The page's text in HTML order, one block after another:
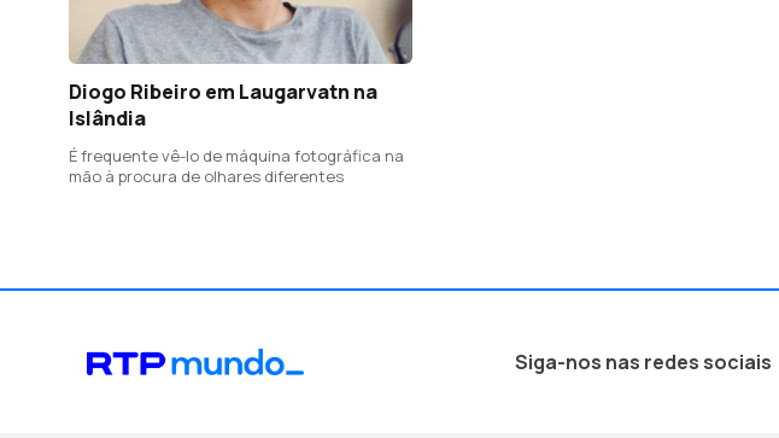
Diogo Ribeiro em Laugarvatn na
Islândia
É frequente vê-lo de máquina fotográfica na
mão à procura de olhares diferentes
Siga-nos nas redes sociais